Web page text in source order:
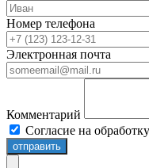
Номер телефона
Электронная почта
Комментарий
Согласие на
отправить